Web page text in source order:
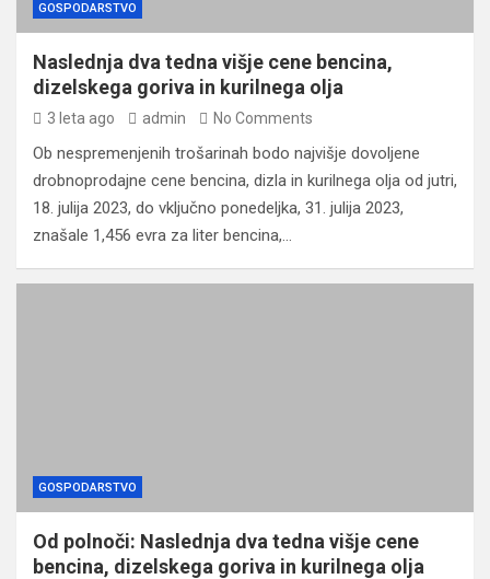
GOSPODARSTVO
Naslednja dva tedna višje cene bencina,
dizelskega goriva in kurilnega olja
3 leta ago admin No Comments
Ob nespremenjenih trošarinah bodo najvišje dovoljene
drobnoprodajne cene bencina, dizla in kurilnega olja od jutri,
18. julija 2023, do vključno ponedeljka, 31. julija 2023,
znašale 1,456 evra za liter bencina,…
GOSPODARSTVO
Od polnoči: Naslednja dva tedna višje cene
bencina, dizelskega goriva in kurilnega olja